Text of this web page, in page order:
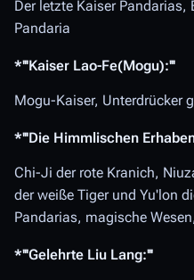
Der letzte Kaiser Pandarias,
Pandaria
*'''Kaiser Lao-Fe(Mogu):'''
Mogu-Kaiser, Unterdrücker
*'''Die Himmlischen
Chi-Ji der rote Kranich,
der weiße Tiger und Yu'lon
Pandarias, magische
*'''Gelehrte Liu Lang:'''